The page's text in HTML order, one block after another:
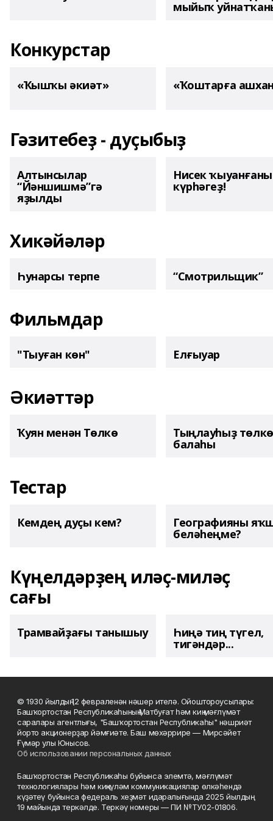
мыйыҡ
Конкурстар
«Ҡышҡы әкиәт» «Ҡоштарға
Гәзитебеҙ - дуҫыбыҙ
Алтынсылар
“Йәншишмә”гә
яҙылды
Нисек
күрһәгеҙ!
Хикәйәләр
Һунарсы терпе “Смотрильщик”
Фильмдар
"Тыуған көн" Елғыуар
Әкиәттәр
Ҡуян менән Төлкө Тыңлауһыҙ төлкө
балаһы
Тестар
Кемдең дуҫы кем? Географияны
беләһеңме?
Күңелдәрҙең иләҫ-миләҫ
сағы
Трамвайҙағы танышыу Һиңә тиң түгел,
тигәндәр...
© 1930 йылдың 12 февраленән нәшер ителә. Ойоштороусылары:
Башҡортостан Республикаһының Матбуғат һәм киң мәғлүмәт
саралары агентлығы, "Башҡортостан Республикаһы" нәшриәт
йорто акционерҙар йәмғиәте. Баш мөхәррире — Мирсәйет
Ғүмәр улы Юнысов.
Об использовании персональных данных
Башҡортостан Республикаһы буйынса элемтә, мәғлүмәт
технологиялары һәм киңкүләм коммуникациялар өлкәһендә
күҙәтеү буйынса федераль хеҙмәт идаралығында 2025 йылдың
19 майында теркәлде. Теркәү номеры — ПИ №ТУ02-01806.